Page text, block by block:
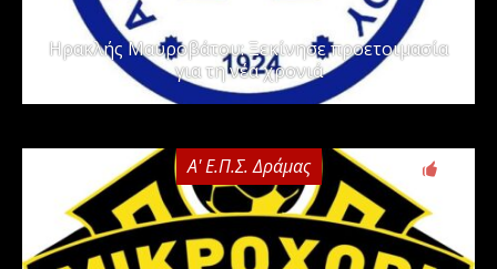
Ηρακλής Μαυροβάτου: Ξεκίνησε προετοιμασία
για τη νέα χρονιά
Α' Ε.Π.Σ. Δράμας